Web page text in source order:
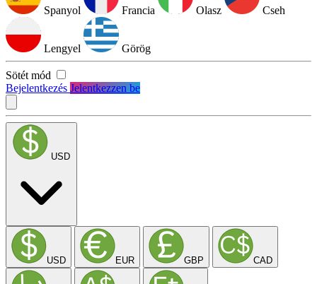
Spanyol Francia Olasz Cseh
Lengyel Görög
Sötét mód
Bejelentkezés Jelentkezzen be
USD
USD EUR GBP CAD